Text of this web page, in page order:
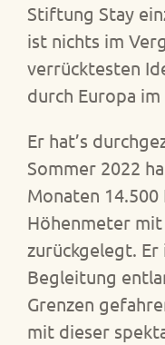
Stiftung Stay
ist nichts im
verrücktesten
durch Europa
Er hat’s
Sommer 2022
Monaten
Höhenmeter
zurückgelegt.
Begleitung
Grenzen
mit dieser